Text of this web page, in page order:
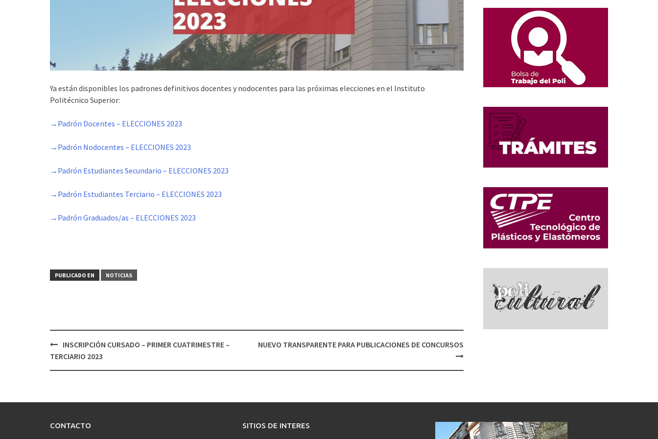
Ya están disponibles los padrones definitivos docentes y nodocentes para las próximas elecciones en el Instituto
Politécnico Superior:
→Padrón Docentes – ELECCIONES 2023
→Padrón Nodocentes – ELECCIONES 2023
→Padrón Estudiantes Secundario – ELECCIONES 2023
→Padrón Estudiantes Terciario – ELECCIONES 2023
→Padrón Graduados/as – ELECCIONES 2023
PUBLICADO EN NOTICIAS
Navegación
de
INSCRIPCIÓN CURSADO – PRIMER CUATRIMESTRE –
TERCIARIO 2023
NUEVO TRANSPARENTE PARA PUBLICACIONES DE CONCURSOS
CONTACTO SITIOS DE INTERES